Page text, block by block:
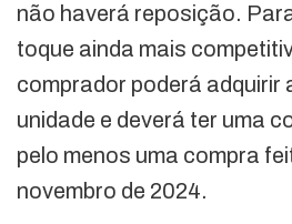
não haverá reposição.
toque ainda mais
comprador poderá adquirir
unidade e deverá ter uma
pelo menos uma compra
novembro de 2024.